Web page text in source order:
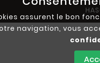
assurent le bon
navigation, vous